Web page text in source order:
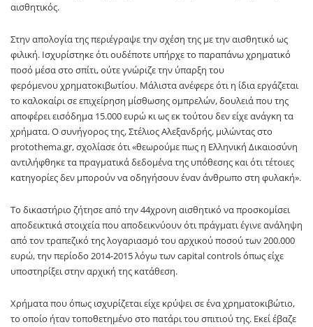
αισθητικός.
Στην απολογία της περιέγραψε την σχέση της με την αισθητικό ως
φιλική. Ισχυρίστηκε ότι ουδέποτε υπήρχε το παραπάνω χρηματικό
ποσό μέσα στο σπίτι, ούτε γνώριζε την ύπαρξη του
φερόμενου χρηματοκιβωτίου. Μάλιστα ανέφερε ότι η ίδια εργάζεται
το καλοκαίρι σε επιχείρηση μίσθωσης ομπρελών, δουλειά που της
αποφέρει εισόδημα 15.000 ευρώ κι ως εκ τούτου δεν είχε ανάγκη τα
χρήματα. Ο συνήγορος της, Στέλιος Αλεξανδρής, μιλώντας στο
protothema.gr, σχολίασε ότι «θεωρούμε πως η Ελληνική Δικαιοσύνη
αντιλήφθηκε τα πραγματικά δεδομένα της υπόθεσης και ότι τέτοιες
κατηγορίες δεν μπορούν να οδηγήσουν έναν άνθρωπο στη φυλακή».
Το δικαστήριο ζήτησε από την 44χρονη αισθητικό να προσκομίσει
αποδεικτικά στοιχεία που αποδεικνύουν ότι πράγματι έγινε ανάληψη
από τον τραπεζικό της λογαριασμό του αρχικού ποσού των 200.000
ευρώ, την περίοδο 2014-2015 λόγω των capital controls όπως είχε
υποστηρίξει στην αρχική της κατάθεση.
Χρήματα που όπως ισχυρίζεται είχε κρύψει σε ένα χρηματοκιβώτιο,
το οποίο ήταν τοποθετημένο στο πατάρι του σπιτιού της. Εκεί έβαζε